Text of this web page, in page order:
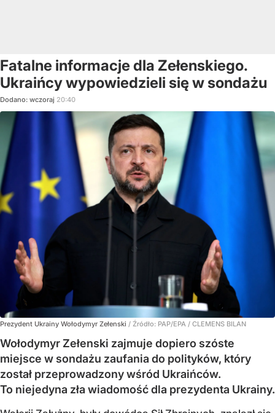
Fatalne informacje dla Zełenskiego.
Ukraińcy wypowiedzieli się w sondażu
Dodano: wczoraj 20:40
Prezydent Ukrainy Wołodymyr Zełenski / Źródło: PAP/EPA / CLEMENS BILAN
Wołodymyr Zełenski zajmuje dopiero szóste
miejsce w sondażu zaufania do polityków, który
został przeprowadzony wśród Ukraińców.
To niejedyna zła wiadomość dla prezydenta Ukrainy.